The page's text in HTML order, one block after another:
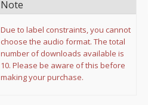
Note
Due to label constraints, you cannot
choose the audio format. The total
number of downloads available is
10. Please be aware of this before
making your purchase.